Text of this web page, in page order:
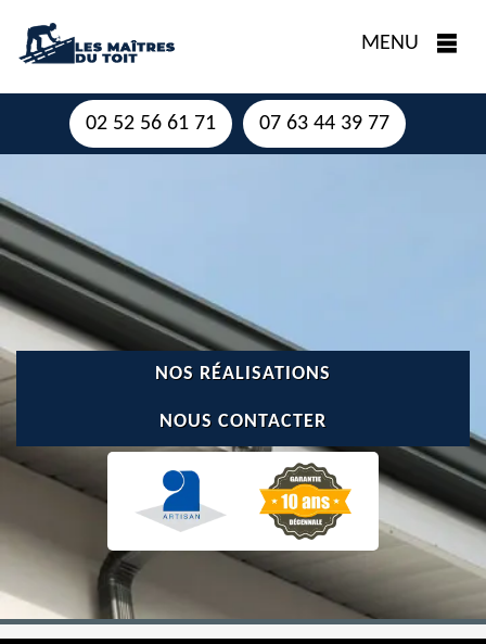
MENU
02 52 56 61 71 07 63 44 39 77
NOS RÉALISATIONS
NOUS CONTACTER